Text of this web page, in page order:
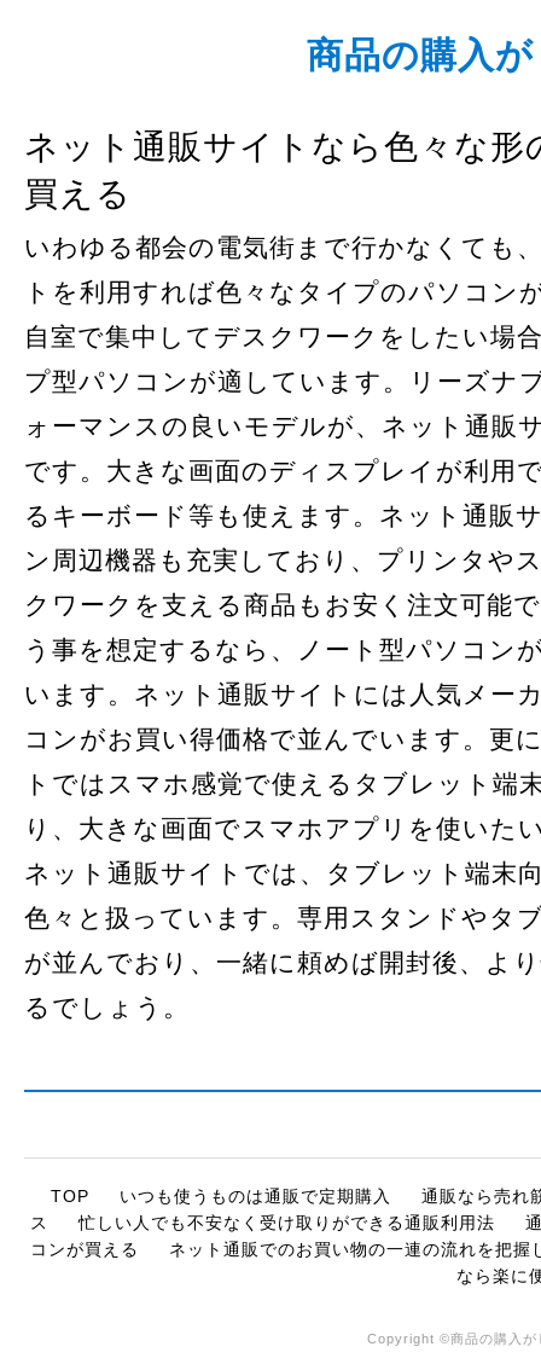
商品の購入
ネット通販サイトなら色々な
買える
いわゆる都会の電気街まで行かなくても
トを利用すれば色々なタイプのパソコン
自室で集中してデスクワークをしたい場
プ型パソコンが適しています。リーズナ
ォーマンスの良いモデルが、ネット通販
です。大きな画面のディスプレイが利用
るキーボード等も使えます。ネット通販
ン周辺機器も充実しており、プリンタや
クワークを支える商品もお安く注文可能
う事を想定するなら、ノート型パソコン
います。ネット通販サイトには人気メー
コンがお買い得価格で並んでいます。更
トではスマホ感覚で使えるタブレット端
り、大きな画面でスマホアプリを使いた
ネット通販サイトでは、タブレット端末
色々と扱っています。専用スタンドやタ
が並んでおり、一緒に頼めば開封後、よ
るでしょう。
TOP いつも使うものは通販で定期購入
通販なら売れ
ス
忙しい人でも不安なく受け取りができる通販利用法
コンが買える
ネット通販でのお買い物の一連の流れを把握
なら楽に
Copyright ©商品の購入